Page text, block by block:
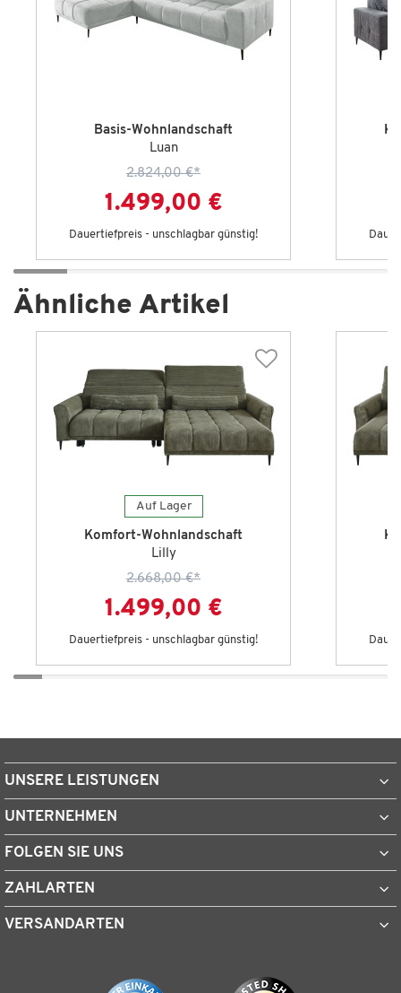
Basis-Wohnlandschaft
Luan
2.824,00 €*
1.499,00 €
Dauertiefpreis - unschlagbar günstig!
Ähnliche Artikel
Auf Lager
Komfort-Wohnlandschaft
Lilly
2.668,00 €*
1.499,00 €
Dauertiefpreis - unschlagbar günstig!
UNSERE LEISTUNGEN
UNTERNEHMEN
FOLGEN SIE UNS
ZAHLARTEN
VERSANDARTEN